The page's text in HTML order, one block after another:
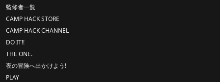
監修者一覧
CAMP HACK STORE
CAMP HACK CHANNEL
DO IT!!
THE ONE.
夜の冒険へ出かけよう!
PLAY